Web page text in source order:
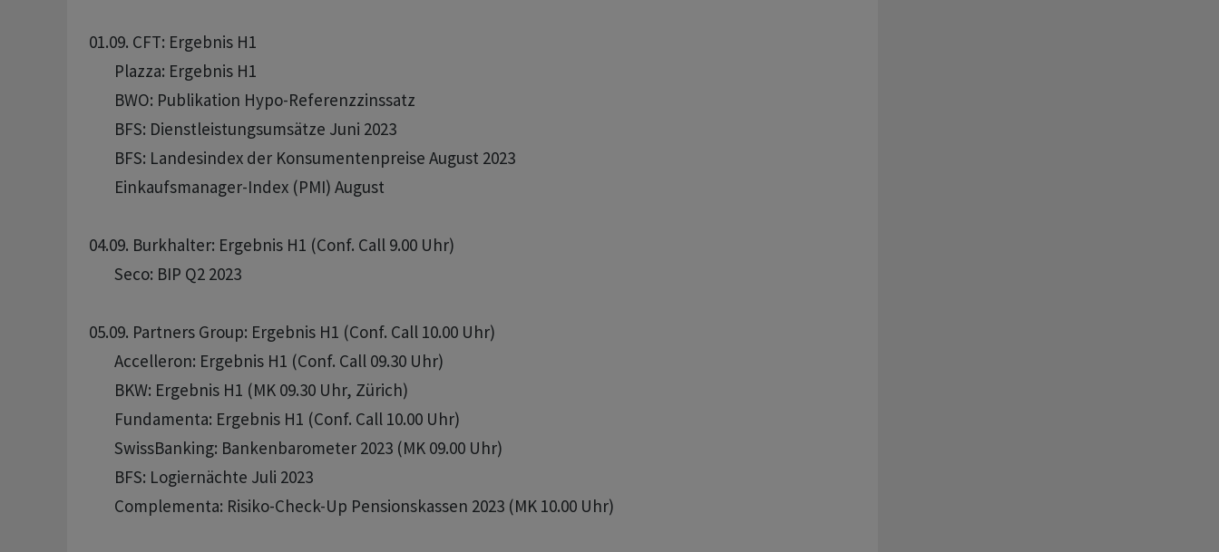
01.09. CFT: Ergebnis H1
       Plazza: Ergebnis H1
       BWO: Publikation Hypo-Referenzzinssatz
       BFS: Dienstleistungsumsätze Juni 2023
       BFS: Landesindex der Konsumentenpreise August 2023
       Einkaufsmanager-Index (PMI) August
04.09. Burkhalter: Ergebnis H1 (Conf. Call 9.00 Uhr)
       Seco: BIP Q2 2023
05.09. Partners Group: Ergebnis H1 (Conf. Call 10.00 Uhr)
       Accelleron: Ergebnis H1 (Conf. Call 09.30 Uhr)
       BKW: Ergebnis H1 (MK 09.30 Uhr, Zürich)
       Fundamenta: Ergebnis H1 (Conf. Call 10.00 Uhr)
       SwissBanking: Bankenbarometer 2023 (MK 09.00 Uhr)
       BFS: Logiernächte Juli 2023
       Complementa: Risiko-Check-Up Pensionskassen 2023 (MK 10.00 Uhr)